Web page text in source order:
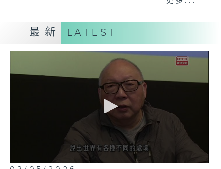
「易经」的源由，一窥「易经」所蕴含的中国
统一，如何描述世间万物的变化。
最新 LATEST
0